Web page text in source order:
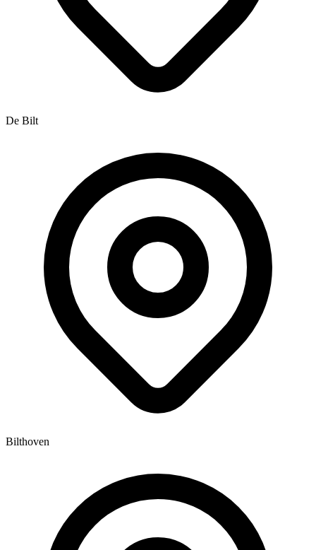
De Bilt
Bilthoven